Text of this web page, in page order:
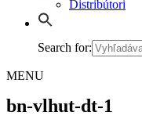
Distribútori
Search for:
MENU
bn-vlhut-dt-1